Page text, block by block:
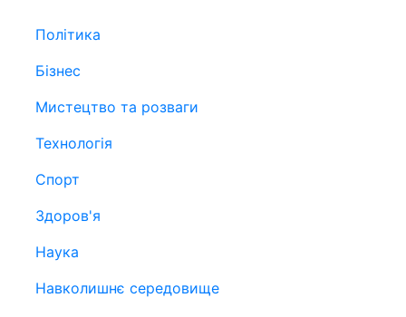
Політика
Бізнес
Мистецтво та розваги
Технологія
Спорт
Здоров'я
Наука
Навколишнє середовище